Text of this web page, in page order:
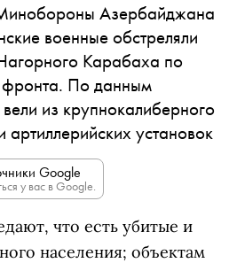
Азербайджана
военные обстреляли
Карабаха по
фронта. По данным
из крупнокалиберного
установок
Google
у вас в Google.
что есть убитые и
населения; объектам